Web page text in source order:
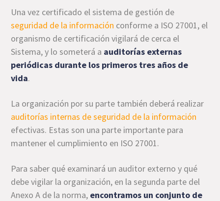
Una vez certificado el sistema de gestión de
seguridad de la información conforme a ISO 27001, el
organismo de certificación vigilará de cerca el
Sistema, y lo someterá a auditorías externas
periódicas durante los primeros tres años de
vida.
La organización por su parte también deberá realizar
auditorías internas de seguridad de la información
efectivas. Estas son una parte importante para
mantener el cumplimiento en ISO 27001.
Para saber qué examinará un auditor externo y qué
debe vigilar la organización, en la segunda parte del
Anexo A de la norma, encontramos un conjunto de